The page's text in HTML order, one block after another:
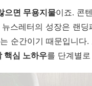
으면 무용지물이죠. 콘
스레터의 성장은 랜
순간이기 때문입니다
핵심 노하우를 단계별